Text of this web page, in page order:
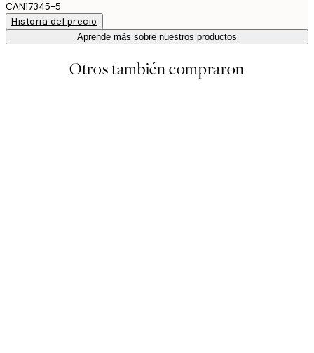
CAN17345-5
Historia del precio
Aprende más sobre nuestros productos
Otros también compraron